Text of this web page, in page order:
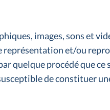
images, sons et
représentation et/ou
quelque procédé que ce
de constituer